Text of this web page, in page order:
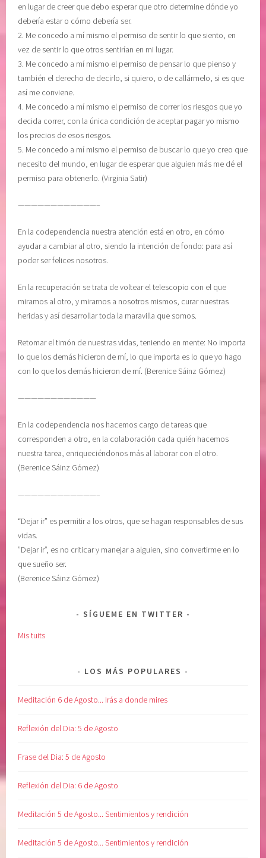
U
I
D
A
R
,
s
e
n
t
i
m
i
d
a
d
en lugar de creer que debo esperar que otro determine dónde yo
debería estar o cómo debería ser.
2. Me concedo a mí mismo el permiso de sentir lo que siento, en
vez de sentir lo que otros sentirían en mi lugar.
3. Me concedo a mí mismo el permiso de pensar lo que pienso y
también el derecho de decirlo, si quiero, o de callármelo, si es que
así me conviene.
4. Me concedo a mí mismo el permiso de correr los riesgos que yo
decida correr, con la única condición de aceptar pagar yo mismo
los precios de esos riesgos.
5. Me concedo a mí mismo el permiso de buscar lo que yo creo que
necesito del mundo, en lugar de esperar que alguien más me dé el
permiso para obtenerlo. (Virginia Satir)
————————————–
En la codependencia nuestra atención está en otro, en cómo
ayudar a cambiar al otro, siendo la intención de fondo: para así
poder ser felices nosotros.
En la recuperación se trata de voltear el telescopio con el que
miramos al otro, y mirarnos a nosotros mismos, curar nuestras
heridas y así desarrollar toda la maravilla que somos.
Retomar el timón de nuestras vidas, teniendo en mente: No importa
lo que los demás hicieron de mí, lo que importa es lo que yo hago
con lo que los demás hicieron de mí. (Berenice Sáinz Gómez)
————————————
En la codependencia nos hacemos cargo de tareas que
corresponden a otro, en la colaboración cada quién hacemos
nuestra tarea, enriqueciéndonos más al laborar con el otro.
(Berenice Sáinz Gómez)
————————————–
“Dejar ir” es permitir a los otros, que se hagan responsables de sus
vidas.
”Dejar ir”, es no criticar y manejar a alguien, sino convertirme en lo
que sueño ser.
(Berenice Sáinz Gómez)
SÍGUEME EN TWITTER
Mis tuits
LOS MÁS POPULARES
Meditación 6 de Agosto... Irás a donde mires
Reflexión del Dia: 5 de Agosto
Frase del Dia: 5 de Agosto
Reflexión del Dia: 6 de Agosto
Meditación 5 de Agosto... Sentimientos y rendición
Meditación 5 de Agosto... Sentimientos y rendición